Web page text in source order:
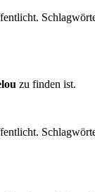
zu finden ist.